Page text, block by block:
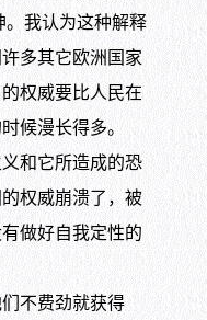
。我认为这种解释
多其它欧洲国家
权威要比人民在
候漫长得多。
和它所造成的恐
权威崩溃了，被
做好自我定性的
不费劲就获得